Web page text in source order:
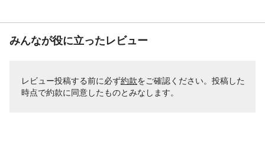
みんなが役に立ったレビュー
レビュー投稿する前に必ず約款をご確認ください。投稿した
時点で約款に同意したものとみなします。